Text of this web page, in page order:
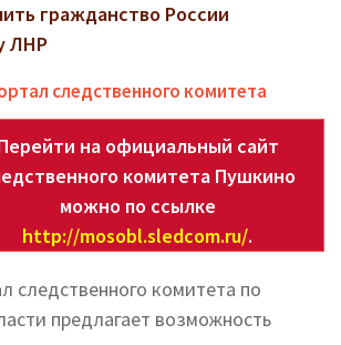
гражданство России
ЛНР
следственного комитета
на официальный сайт
комитета Пушкино
можно по ссылке
http://mosobl.sledcom.ru/.
следственного комитета по
предлагает возможность